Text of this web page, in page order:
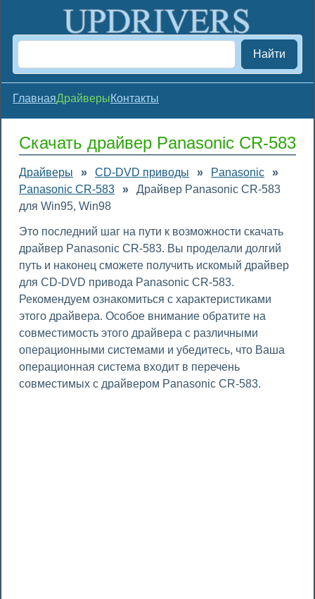
Найти
ГлавнаяДрайверыКонтакты
Скачать драйвер Panasonic CR-583
Драйверы » CD-DVD приводы » Panasonic
»
Panasonic CR-583
»
Драйвер Panasonic CR-583
для Win95, Win98
Это последний шаг на пути к возможности скачать
драйвер Panasonic CR-583. Вы проделали долгий
путь и наконец сможете получить искомый драйвер
для CD-DVD привода Panasonic CR-583.
Рекомендуем ознакомиться с характеристиками
этого драйвера. Особое внимание обратите на
совместимость этого драйвера с различными
операционными системами и убедитесь, что Ваша
операционная система входит в перечень
совместимых с драйвером Panasonic CR-583.